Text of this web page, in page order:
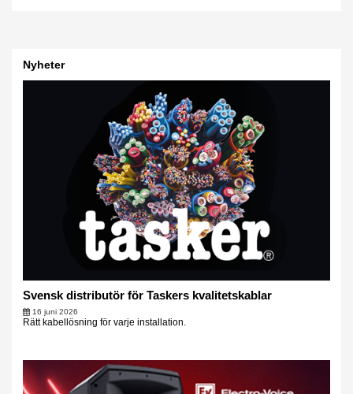
Nyheter
Svensk distributör för Taskers kvalitetskablar
16 juni 2026
Rätt kabellösning för varje installation.